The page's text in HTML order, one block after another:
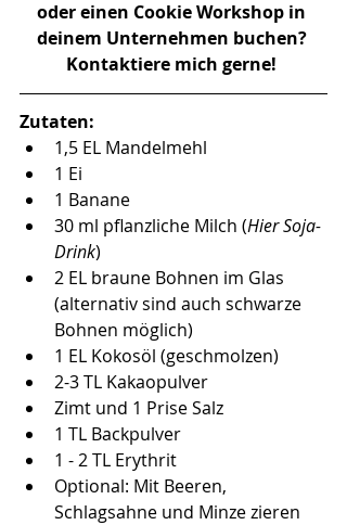
oder einen Cookie Workshop in
deinem Unternehmen buchen?
Kontaktiere mich gerne!
Zutaten:
1,5 EL Mandelmehl
1 Ei
1 Banane
30 ml pflanzliche Milch (Hier Soja-
Drink)
2 EL braune Bohnen im Glas
(alternativ sind auch schwarze
Bohnen möglich)
1 EL Kokosöl (geschmolzen)
2-3 TL Kakaopulver
Zimt und 1 Prise Salz
1 TL Backpulver
1 - 2 TL Erythrit
Optional: Mit Beeren,
Schlagsahne und Minze zieren